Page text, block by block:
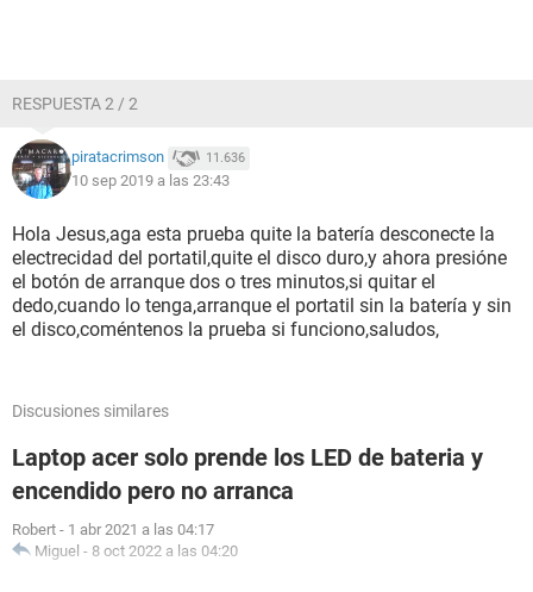
RESPUESTA 2 / 2
piratacrimson 11.636
10 sep 2019 a las 23:43
Hola Jesus,aga esta prueba quite la batería desconecte la
electrecidad del portatil,quite el disco duro,y ahora presióne
el botón de arranque dos o tres minutos,si quitar el
dedo,cuando lo tenga,arranque el portatil sin la batería y sin
el disco,coméntenos la prueba si funciono,saludos,
Discusiones similares
Laptop acer solo prende los LED de bateria y
encendido pero no arranca
Robert - 1 abr 2021 a las 04:17
Miguel - 8 oct 2022 a las 04:20